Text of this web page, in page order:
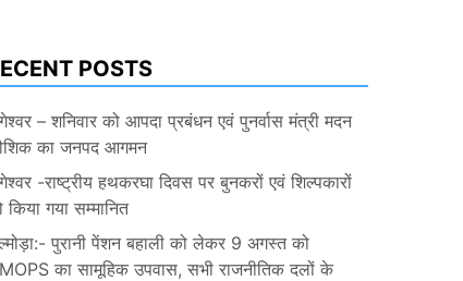
POSTS
– शनिवार को आपदा प्रबंधन एवं पुनर्वास मंत्री मदन
का जनपद आगमन
-राष्ट्रीय हथकरघा दिवस पर बुनकरों एवं शिल्पकारों
किया गया सम्मानित
पुरानी पेंशन बहाली को लेकर 9 अगस्त को
का सामूहिक उपवास, सभी राजनीतिक दलों के